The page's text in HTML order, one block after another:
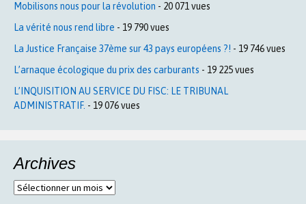
Mobilisons nous pour la révolution - 20 071 vues
La vérité nous rend libre - 19 790 vues
La Justice Française 37ème sur 43 pays européens ?! - 19 746 vues
L’arnaque écologique du prix des carburants - 19 225 vues
L’INQUISITION AU SERVICE DU FISC: LE TRIBUNAL
ADMINISTRATIF. - 19 076 vues
Archives
Archives